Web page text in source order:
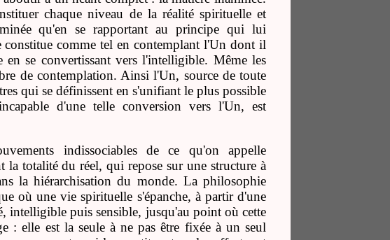
chaque niveau de la réalité spirituelle et
qu'en se rapportant au principe qui lui
comme tel en contemplant l'Un dont il
se convertissant vers l'intelligible. Même les
de contemplation. Ainsi l'Un, source de toute
qui se définissent en s'unifiant le plus possible
d'une telle conversion vers l'Un, est
indissociables de ce qu'on appelle
totalité du réel, qui repose sur une structure à
la hiérarchisation du monde. La philosophie
où une vie spirituelle s'épanche, à partir d'une
intelligible puis sensible, jusqu'au point où cette
: elle est la seule à ne pas être fixée à un seul